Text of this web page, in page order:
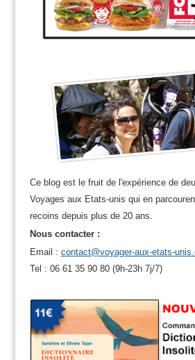
Ce blog est le fruit de l'expérience de
Voyages aux Etats-unis qui en
recoins depuis plus de 20 ans.
Nous contacter :
Email : contact@voyager-aux-etats-
Tel : 06 61 35 90 80 (9h-23h 7j/7)